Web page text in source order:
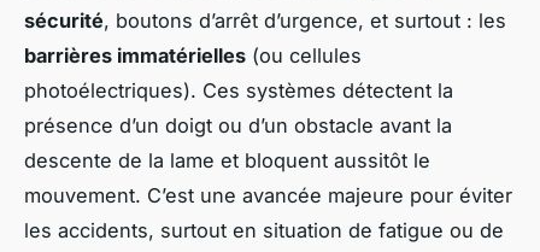
sécurité, boutons d’arrêt d’urgence, et surtout : les
barrières immatérielles (ou cellules
photoélectriques). Ces systèmes détectent la
présence d’un doigt ou d’un obstacle avant la
descente de la lame et bloquent aussitôt le
mouvement. C’est une avancée majeure pour éviter
les accidents, surtout en situation de fatigue ou de